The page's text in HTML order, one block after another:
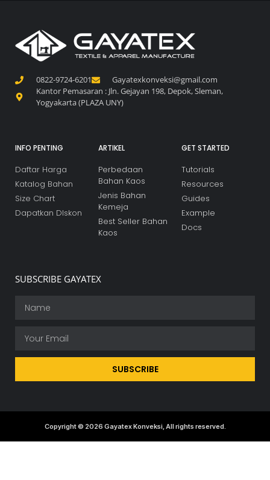
0822-9724-6201
Gayatexkonveksi@gmail.com
Kantor Pemasaran : Jln. Gejayan 198, Depok, Sleman,
Yogyakarta (PLAZA UNY)
INFO PENTING
Daftar Harga
Katalog Bahan
Size Chart
Dapatkan DIskon
ARTIKEL
Perbedaan
Bahan Kaos
Jenis Bahan
Kemeja
Best Seller Bahan
Kaos
GET STARTED
Tutorials
Resources
Guides
Example
Docs
SUBSCRIBE GAYATEX
SUBSCRIBE
Copyright © 2026 Gayatex Konveksi, All rights reserved.